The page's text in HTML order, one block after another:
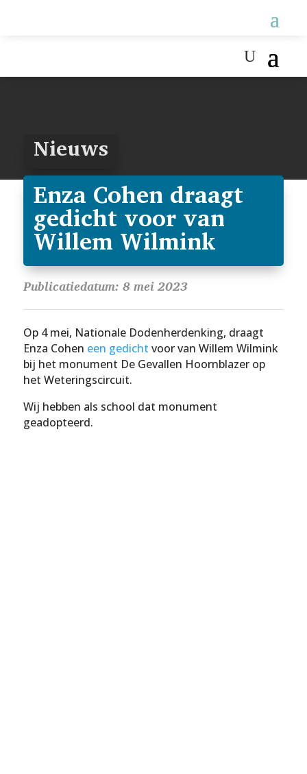
Nieuws
Enza Cohen draagt
gedicht voor van
Willem Wilmink
Publicatiedatum: 8 mei 2023
Op 4 mei, Nationale Dodenherdenking, draagt
Enza Cohen een gedicht voor van Willem Wilmink
bij het monument De Gevallen Hoornblazer op
het Weteringscircuit.
Wij hebben als school dat monument
geadopteerd.